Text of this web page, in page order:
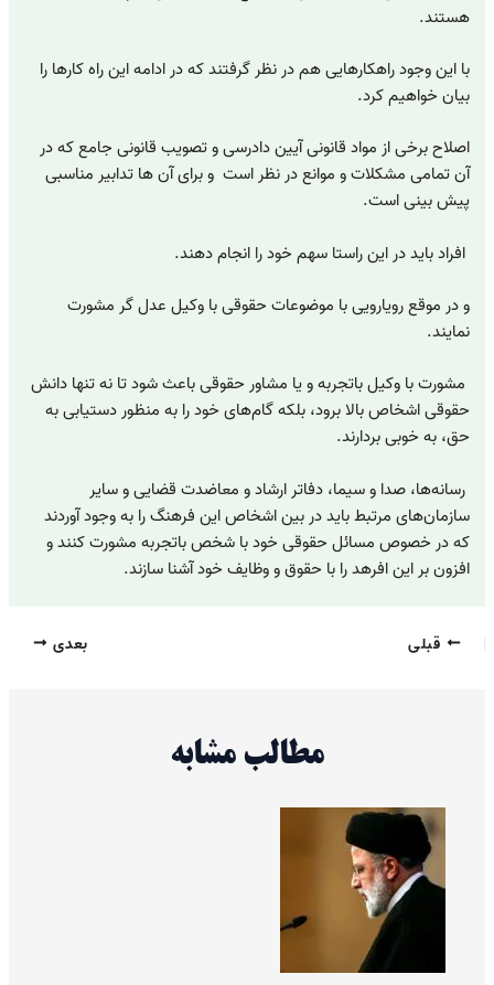
هستند.
با این وجود راهکارهایی هم در نظر گرفتند که در ادامه این راه کارها را
بیان خواهیم کرد.
اصلاح برخی از مواد قانونی آیین دادرسی و تصویب قانونی جامع که در
آن تمامی مشکلات و موانع در نظر است و برای آن ها تدابیر مناسبی
پیش بینی است.
افراد باید در این راستا سهم خود را انجام دهند.
و در موقع رویارویی با موضوعات حقوقی با وکیل عدل گر مشورت
نمایند.
مشورت با وکیل باتجربه و یا مشاور حقوقی باعث شود تا نه تنها دانش
حقوقی اشخاص بالا برود، بلکه گام‌های خود را به منظور دستیابی به
حق، به خوبی بردارند.
رسانه‌ها، صدا و سیما، دفاتر ارشاد و معاضدت قضایی و سایر
سازمان‌های مرتبط باید در بین اشخاص این فرهنگ را به وجود آوردند
که در خصوص مسائل حقوقی خود با شخص باتجربه مشورت کنند و
افزون بر این افرهد را با حقوق و وظایف خود آشنا سازند.
قبلی بعدی
مطالب مشابه